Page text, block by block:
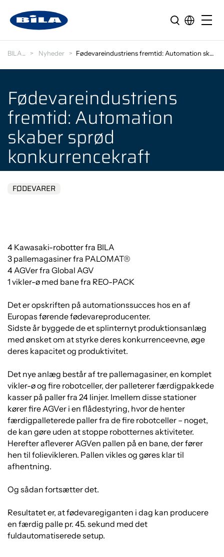
BILA Nyheder Fødevareindustriens fremtid: Automation skaber spr…
Fødevareindustriens
fremtid: Automation
skaber sprød
konkurrencekraft
FØDEVARER
4 Kawasaki-robotter fra BILA
3 pallemagasiner fra PALOMAT®
4 AGVer fra Global AGV
1 vikler-ø med bane fra REO-PACK
Det er opskriften på automationssucces hos en af
Europas førende fødevareproducenter.
Sidste år byggede de et splinternyt produktionsanlæg
med ønsket om at styrke deres konkurrenceevne, øge
deres kapacitet og produktivitet.
Det nye anlæg består af tre pallemagasiner, en komplet
vikler-ø og fire robotceller, der palleterer færdigpakkede
kasser på paller fra 24 linjer. Imellem disse stationer
kører fire AGVer i en flådestyring, hvor de henter
færdigpalleterede paller fra de fire robotceller – noget,
de kan gøre uden at stoppe robotternes aktiviteter.
Herefter afleverer AGVen pallen på en bane, der fører
hen til folievikleren. Pallen vikles og gøres klar til
afhentning.
Og sådan fortsætter det.
Resultatet er, at fødevaregiganten i dag kan producere
en færdig palle pr. 45. sekund med det
fuldautomatiserede setup.